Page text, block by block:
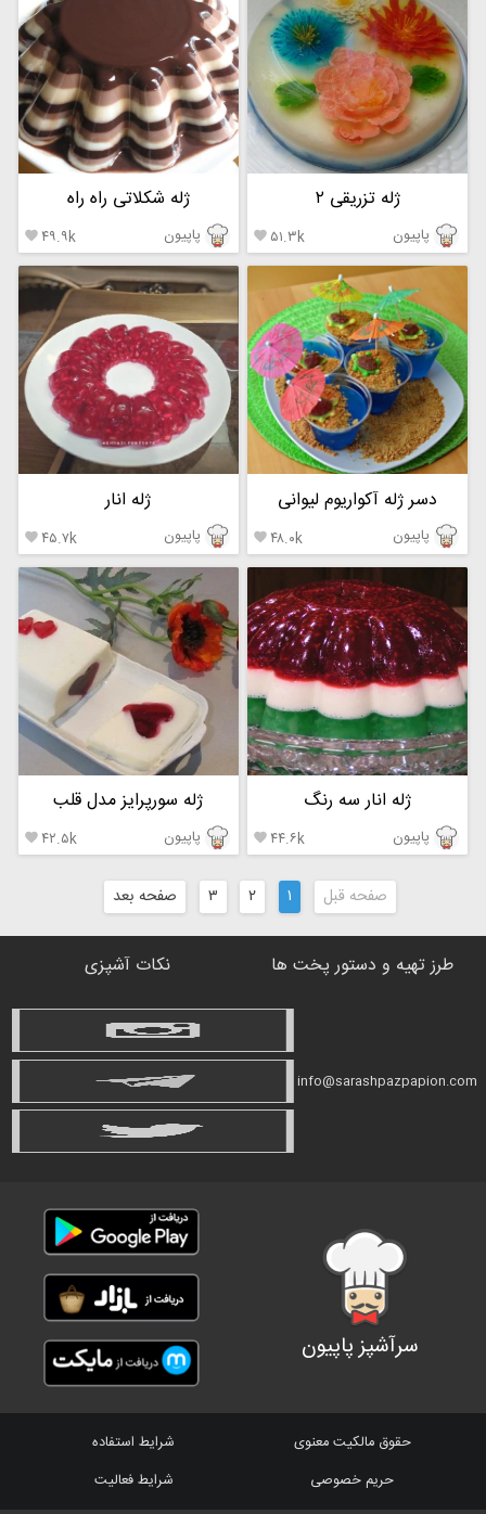
ژله تزریقی ۲
پاپیون ۵۱.۳k 
ژله شکلاتی راه راه
پاپیون ۴۹.۹k 
دسر ژله آکواریوم لیوانی
پاپیون ۴۸.۰k 
ژله انار
پاپیون ۴۵.۷k 
ژله انار سه رنگ
پاپیون ۴۴.۶k 
ژله سورپرایز مدل قلب
پاپیون ۴۲.۵k 
صفحه قبل ۱ ۲ ۳ صفحه بعد
طرز تهیه و دستور پخت ها نکات آشپزی
info@sarashpazpapion.com
سرآشپز پاپیون
حقوق مالکیت معنوی
شرایط استفاده
حریم خصوصی
شرایط فعالیت